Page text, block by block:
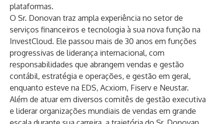
plataformas.
O Sr. Donovan traz ampla experiência no setor de
serviços financeiros e tecnologia à sua nova função na
InvestCloud. Ele passou mais de 30 anos em funções
progressivas de liderança internacional, com
responsabilidades que abrangem vendas e gestão
contábil, estratégia e operações, e gestão em geral,
enquanto esteve na EDS, Acxiom, Fiserv e Neustar.
Além de atuar em diversos comitês de gestão executiva
e liderar organizações mundiais de vendas em grande